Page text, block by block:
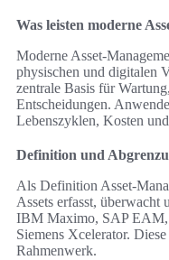
Was leisten moderne
Moderne Asset-
physischen und digitalen
zentrale Basis für
Entscheidungen.
Lebenszyklen, Kosten
Definition und
Als Definition Asset-
Assets erfasst, überwacht
IBM Maximo, SAP
Siemens Xcelerator.
Rahmenwerk.